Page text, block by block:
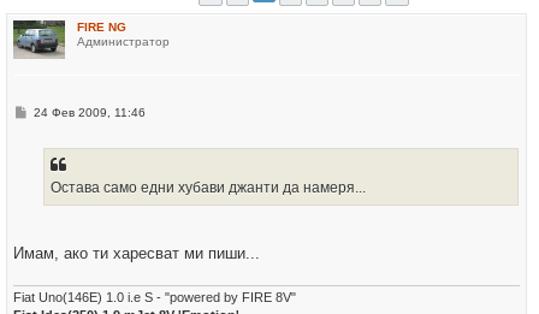
FIRE NG
Администратор
М24 Фев 2009, 11:46
Остава само едни хубави джанти да намеря...
Имам, ако ти харесват ми пиши...
Fiat Uno(146E) 1.0 i.e S - "powered by FIRE 8V"